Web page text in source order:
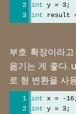
int y = 3;
int result
부호 확장이라
옮기는 게 좋다.
로 형 변환을 사
int x = -
int y = 3;